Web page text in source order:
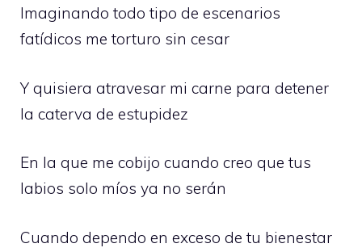
Imaginando todo tipo de escenarios
fatídicos me torturo sin cesar
Y quisiera atravesar mi carne para detener
la caterva de estupidez
En la que me cobijo cuando creo que tus
labios solo míos ya no serán
Cuando dependo en exceso de tu bienestar